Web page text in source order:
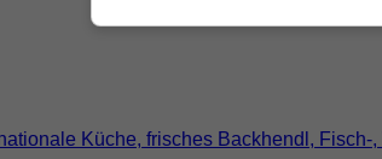
Küche, frisches Backhendl,